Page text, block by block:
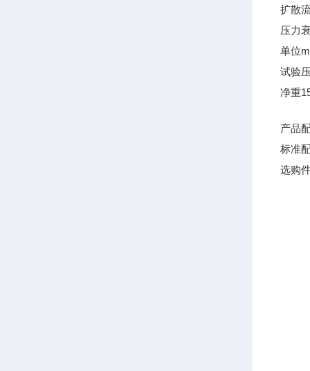
扩散
压力
单位
试验
净重
产品
标准
选购